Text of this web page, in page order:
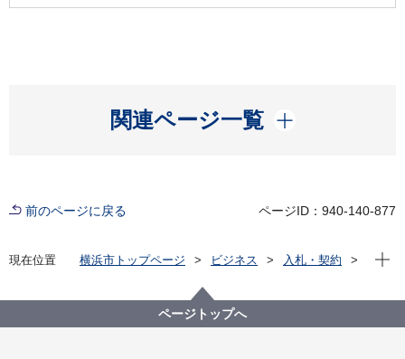
関連ページ一覧
開く
前のページに戻る ページID：940-140-877
現在位置 横浜市トップページ ビジネス
入札・契約
【入札結果掲載】令和４年度乾電池運搬及び再資源化
業務委託
現在
ページトップへ